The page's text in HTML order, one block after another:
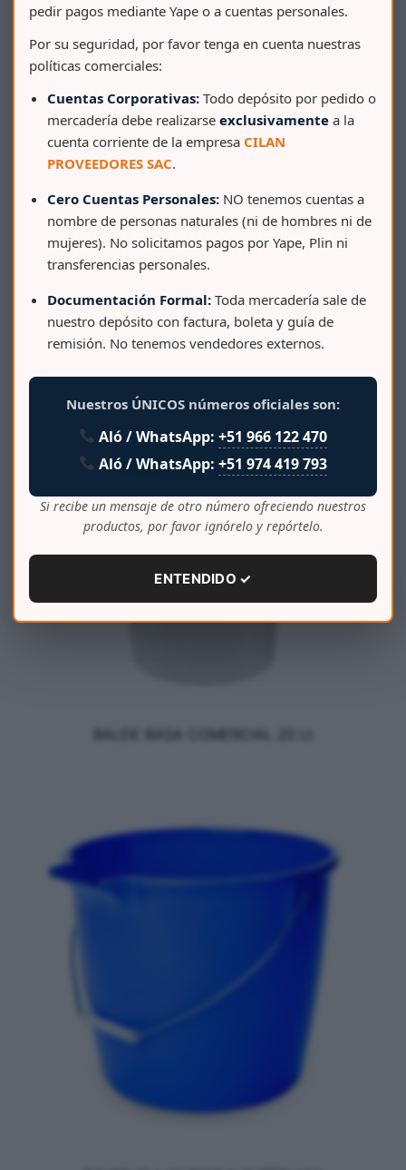
BALDE COMERCIAL 2 GAL C/ TAPA COMERCIAL Y
ASA DE METAL
pedir pagos mediante Yape o a cuentas personales.
Por su seguridad, por favor tenga en cuenta nuestras
políticas comerciales:
Cuentas Corporativas: Todo depósito por pedido o
mercadería debe realizarse exclusivamente a la
cuenta corriente de la empresa CILAN
PROVEEDORES SAC.
Cero Cuentas Personales: NO tenemos cuentas a
nombre de personas naturales (ni de hombres ni de
mujeres). No solicitamos pagos por Yape, Plin ni
transferencias personales.
Documentación Formal: Toda mercadería sale de
nuestro depósito con factura, boleta y guía de
remisión. No tenemos vendedores externos.
Nuestros ÚNICOS números oficiales son:
Aló / WhatsApp:+51 966 122 470
Aló / WhatsApp:+51 974 419 793
Si recibe un mensaje de otro número ofreciendo nuestros
productos, por favor ignórelo y repórtelo.
ENTENDIDO ✓